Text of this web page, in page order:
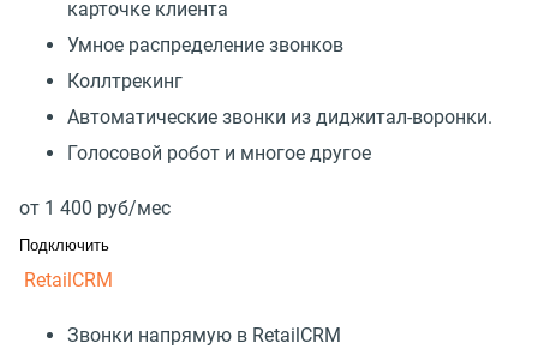
карточке клиента
Умное распределение звонков
Коллтрекинг
Автоматические звонки из диджитал-воронки.
Голосовой робот и многое другое
от 1 400 руб/мес
Подключить
RetailCRM
Звонки напрямую в RetailCRM